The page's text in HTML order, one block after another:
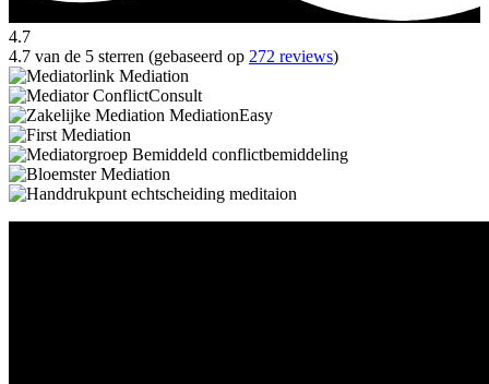
4.7
4.7 van de 5 sterren (gebaseerd op 272 reviews)